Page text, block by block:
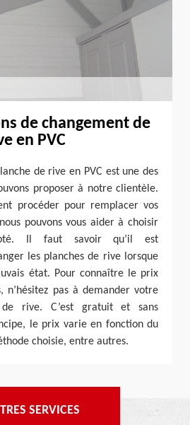
de changement de
en PVC
de rive en PVC est une des
proposer à notre clientèle.
procéder pour remplacer vos
pouvons vous aider à choisir
Il faut savoir qu’il est
les planches de rive lorsque
état. Pour connaître le prix
n’hésitez pas à demander votre
de rive. C’est gratuit et sans
le prix varie en fonction du
choisie, entre autres.
SERVICES